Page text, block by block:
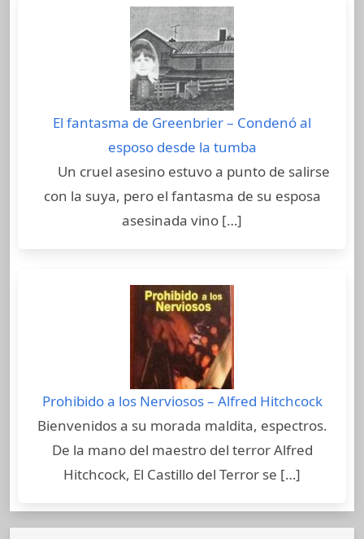
El fantasma de Greenbrier – Condenó al
esposo desde la tumba
Un cruel asesino estuvo a punto de salirse
con la suya, pero el fantasma de su esposa
asesinada vino […]
Prohibido a los Nerviosos – Alfred Hitchcock
Bienvenidos a su morada maldita, espectros.
De la mano del maestro del terror Alfred
Hitchcock, El Castillo del Terror se […]